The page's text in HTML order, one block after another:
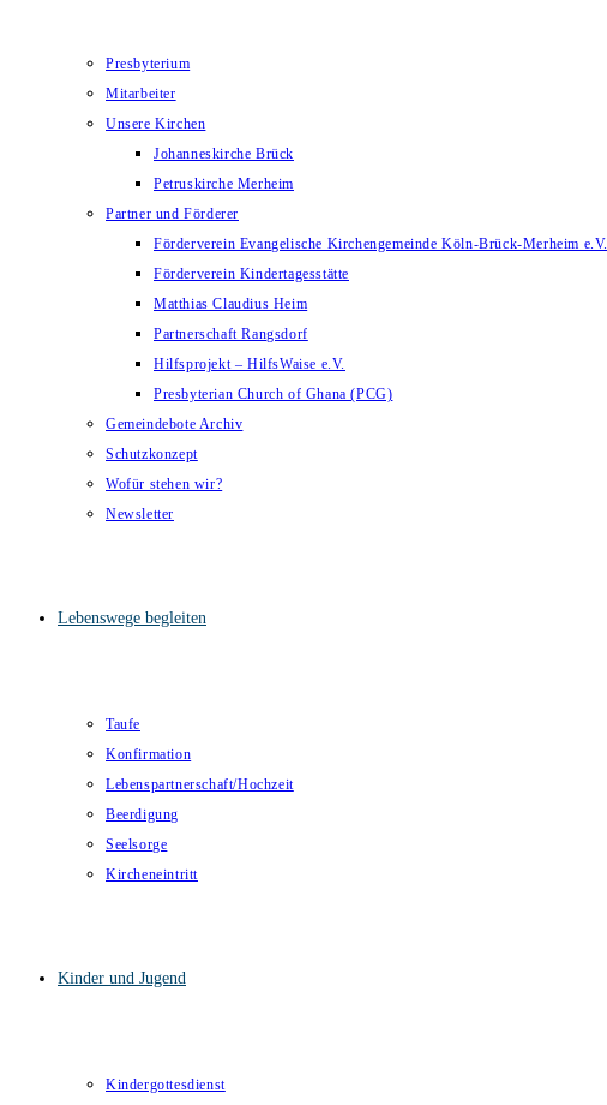
Presbyterium
Mitarbeiter
Unsere Kirchen
Johanneskirche Brück
Petruskirche Merheim
Partner und Förderer
Förderverein Evangelische Kirchengemeinde Köln-Brück-Merheim e.V.
Förderverein Kindertagesstätte
Matthias Claudius Heim
Partnerschaft Rangsdorf
Hilfsprojekt – HilfsWaise e.V.
Presbyterian Church of Ghana (PCG)
Gemeindebote Archiv
Schutzkonzept
Wofür stehen wir?
Newsletter
Lebenswege begleiten
Taufe
Konfirmation
Lebenspartnerschaft/Hochzeit
Beerdigung
Seelsorge
Kircheneintritt
Kinder und Jugend
Kindergottesdienst